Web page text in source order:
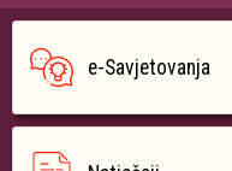
e-Savjetovanja